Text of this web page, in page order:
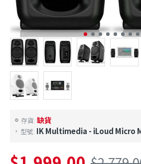
存貨: 缺貨
型號: IK Multimedia - iLoud Micro